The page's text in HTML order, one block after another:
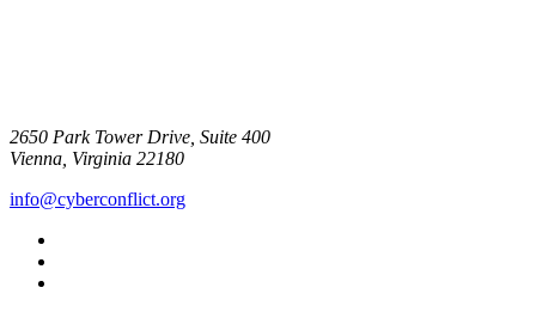
2650 Park Tower Drive, Suite 400
Vienna, Virginia 22180
info@cyberconflict.org